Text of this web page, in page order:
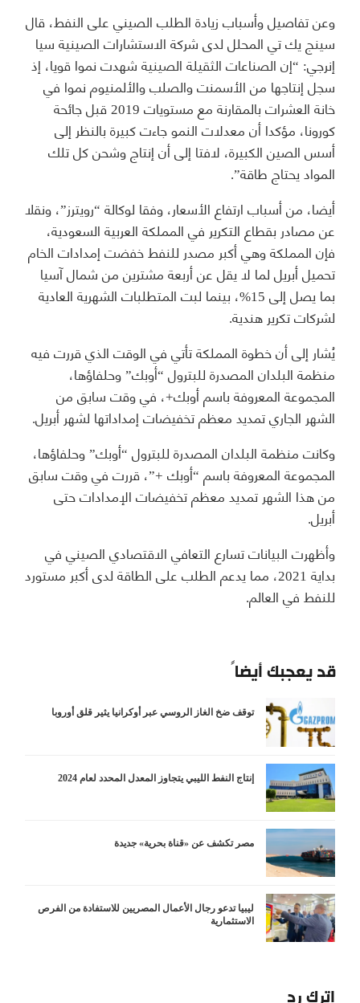
وعن تفاصيل وأسباب زيادة الطلب الصيني على النفط، قال
سينج يك تي المحلل لدى شركة الاستشارات الصينية سيا
إنرجي: “إن الصناعات الثقيلة الصينية شهدت نموا قويا، إذ
سجل إنتاجها من الأسمنت والصلب والألمنيوم نموا في
خانة العشرات بالمقارنة مع مستويات 2019 قبل جائحة
كورونا، مؤكدا أن معدلات النمو جاءت كبيرة بالنظر إلى
أسس الصين الكبيرة، لافتا إلى أن إنتاج وشحن كل تلك
المواد يحتاج طاقة”.
أيضا، من أسباب ارتفاع الأسعار، وفقا لوكالة “رويترز”، ونقلا
عن مصادر بقطاع التكرير في المملكة العربية السعودية،
فإن المملكة وهي أكبر مصدر للنفط خفضت إمدادات الخام
تحميل أبريل لما لا يقل عن أربعة مشترين من شمال آسيا
بما يصل إلى 15%، بينما لبت المتطلبات الشهرية العادية
لشركات تكرير هندية.
يُشار إلى أن خطوة المملكة تأتي في الوقت الذي قررت فيه
منظمة البلدان المصدرة للبترول “أوبك” وحلفاؤها،
المجموعة المعروفة باسم أوبك+، في وقت سابق من
الشهر الجاري تمديد معظم تخفيضات إمداداتها لشهر أبريل.
وكانت منظمة البلدان المصدرة للبترول “أوبك” وحلفاؤها،
المجموعة المعروفة باسم “أوبك +”، قررت في وقت سابق
من هذا الشهر تمديد معظم تخفيضات الإمدادات حتى
أبريل.
وأظهرت البيانات تسارع التعافي الاقتصادي الصيني في
بداية 2021، مما يدعم الطلب على الطاقة لدى أكبر مستورد
للنفط في العالم.
قد يعجبك أيضاً
توقف ضخ الغاز الروسي عبر أوكرانيا يثير قلق أوروبا
إنتاج النفط الليبي يتجاوز المعدل المحدد لعام 2024
مصر تكشف عن «قناة بحرية» جديدة
ليبيا تدعو رجال الأعمال المصريين للاستفادة من الفرص
الاستثمارية